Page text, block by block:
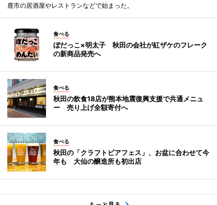
鹿市の居酒屋やレストランなどで始まった。
食べる
ぼだっこ×明太子 秋田の会社が紅ザケのフレーク
の新商品発売へ
食べる
秋田の飲食18店が熊本地震復興支援で共通メニュ
ー 売り上げ全額寄付へ
食べる
秋田の「クラフトビアフェス」、お盆に合わせて今
年も 大仙の醸造所も初出店